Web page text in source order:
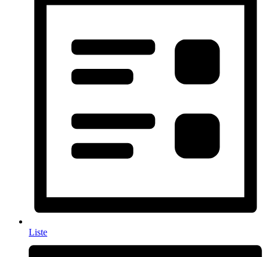
Liste